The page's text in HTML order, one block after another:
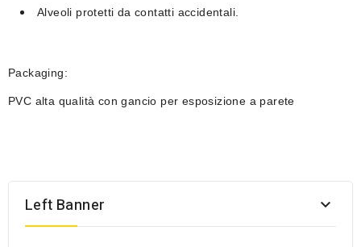
Alveoli protetti da contatti accidentali.
Packaging:
PVC alta qualità con gancio per esposizione a parete
Left Banner 